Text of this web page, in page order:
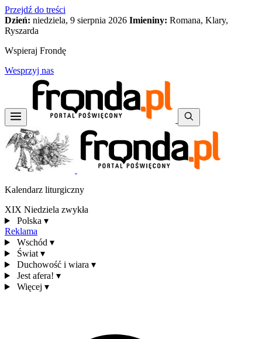
Przejdź do treści
Dzień: niedziela, 9 sierpnia 2026 Imieniny: Romana, Klary,
Ryszarda
Wspieraj Frondę
Wesprzyj nas
Kalendarz liturgiczny
XIX Niedziela zwykła
Polska ▾
Reklama
Wschód ▾
Świat ▾
Duchowość i wiara ▾
Jest afera! ▾
Więcej ▾